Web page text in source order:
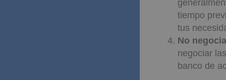
tiempo
tus
No
negociar
banco de